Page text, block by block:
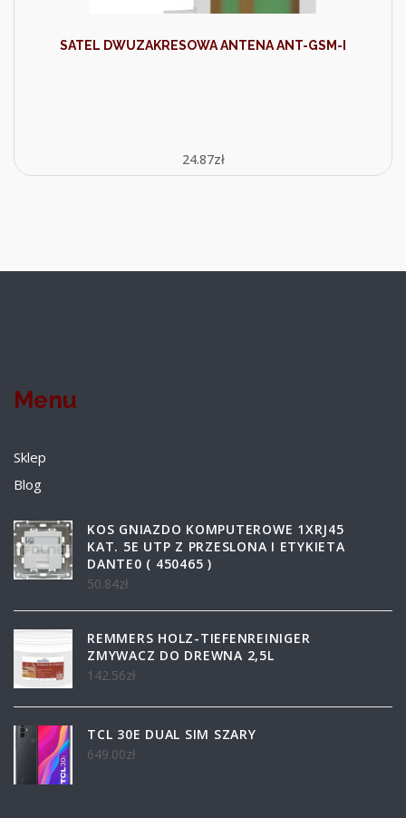
SATEL DWUZAKRESOWA ANTENA ANT-GSM-I
24.87zł
Menu
Sklep
Blog
KOS GNIAZDO KOMPUTEROWE 1XRJ45
KAT. 5E UTP Z PRZESLONA I ETYKIETA
DANTE0 ( 450465 )
50.84zł
REMMERS HOLZ-TIEFENREINIGER
ZMYWACZ DO DREWNA 2,5L
142.56zł
TCL 30E DUAL SIM SZARY
649.00zł